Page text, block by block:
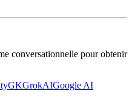
conversationnelle pour obtenir
GKGrokAIGoogle AI